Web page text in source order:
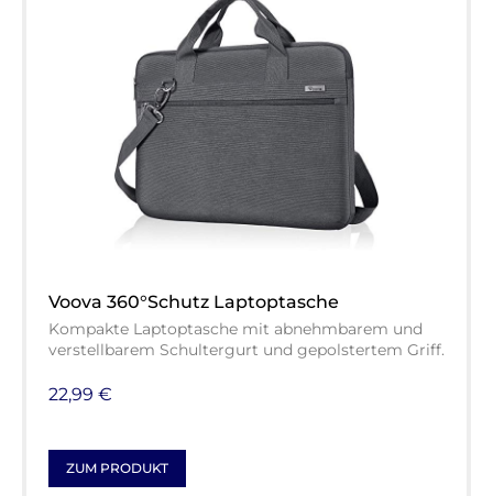
Voova 360°Schutz Laptoptasche
Kompakte Laptoptasche mit abnehmbarem und
verstellbarem Schultergurt und gepolstertem Griff.
22,99 €
ZUM PRODUKT